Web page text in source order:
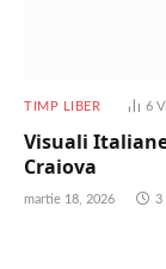
TIMP LIBER 6
Visuali
Craiova
martie 18, 2026 3